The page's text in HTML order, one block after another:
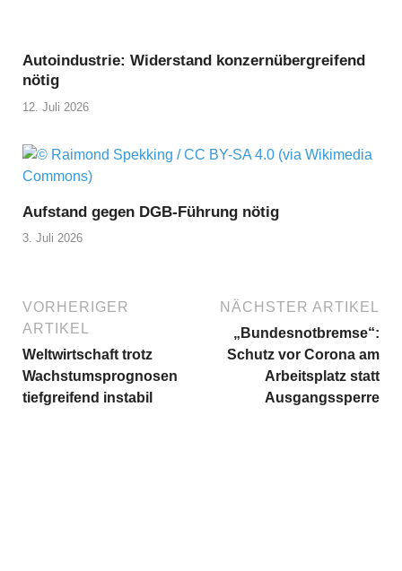
Autoindustrie: Widerstand konzernübergreifend
nötig
12. Juli 2026
Aufstand gegen DGB-Führung nötig
3. Juli 2026
VORHERIGER
ARTIKEL
Weltwirtschaft trotz
Wachstumsprognosen
tiefgreifend instabil
NÄCHSTER ARTIKEL
„Bundesnotbremse“:
Schutz vor Corona am
Arbeitsplatz statt
Ausgangssperre